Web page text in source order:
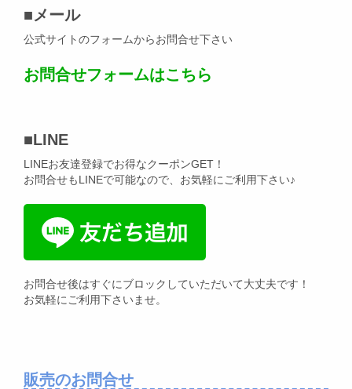
■メール
公式サイトのフォームからお問合せ下さい
お問合せフォームはこちら
■LINE
LINEお友達登録でお得なクーポンGET！
お問合せもLINEで可能なので、お気軽にご利用下さい♪
お問合せ後はすぐにブロックしていただいて大丈夫です！
お気軽にご利用下さいませ。
販売のお問合せ